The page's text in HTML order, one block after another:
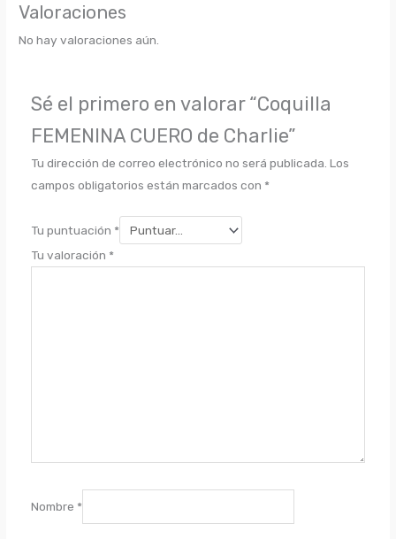
Valoraciones
No hay valoraciones aún.
Sé el primero en valorar “Coquilla
FEMENINA CUERO de Charlie”
Tu dirección de correo electrónico no será publicada. Los
campos obligatorios están marcados con *
Tu puntuación *
Tu valoración *
Nombre *